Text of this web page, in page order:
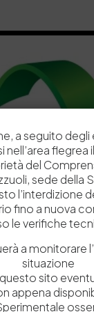
a seguito degli
nell’area flegrea il
del
sede della
l’interdizione
fino a nuova
le verifiche
a monitorare
situazione
sito
appena